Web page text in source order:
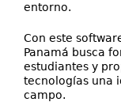
entorno.
Con este
Panamá busca
estudiantes y
tecnologías una
campo.